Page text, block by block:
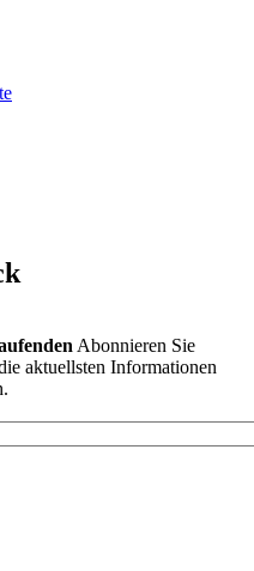
Abonnieren Sie
aktuellsten Informationen